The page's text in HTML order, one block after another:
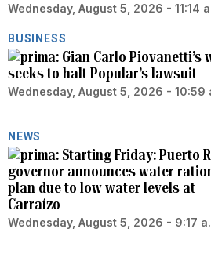
Wednesday, August 5, 2026 - 11:14
BUSINESS
Gian Carlo Piovanetti’s
seeks to halt Popular’s lawsuit
Wednesday, August 5, 2026 - 10:59
NEWS
Starting Friday: Puerto
governor announces water
plan due to low water levels at
Carraízo
Wednesday, August 5, 2026 - 9:17